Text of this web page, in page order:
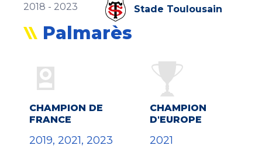
2018 - 2023
Stade Toulousain
Palmarès
CHAMPION DE
FRANCE
2019, 2021, 2023
CHAMPION
D'EUROPE
2021